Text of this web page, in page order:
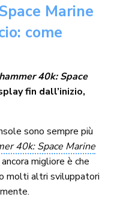
Marine
come
40k: Space
fin dall’inizio,
sono sempre più
40k: Space Marine
migliore è che
molti altri sviluppatori